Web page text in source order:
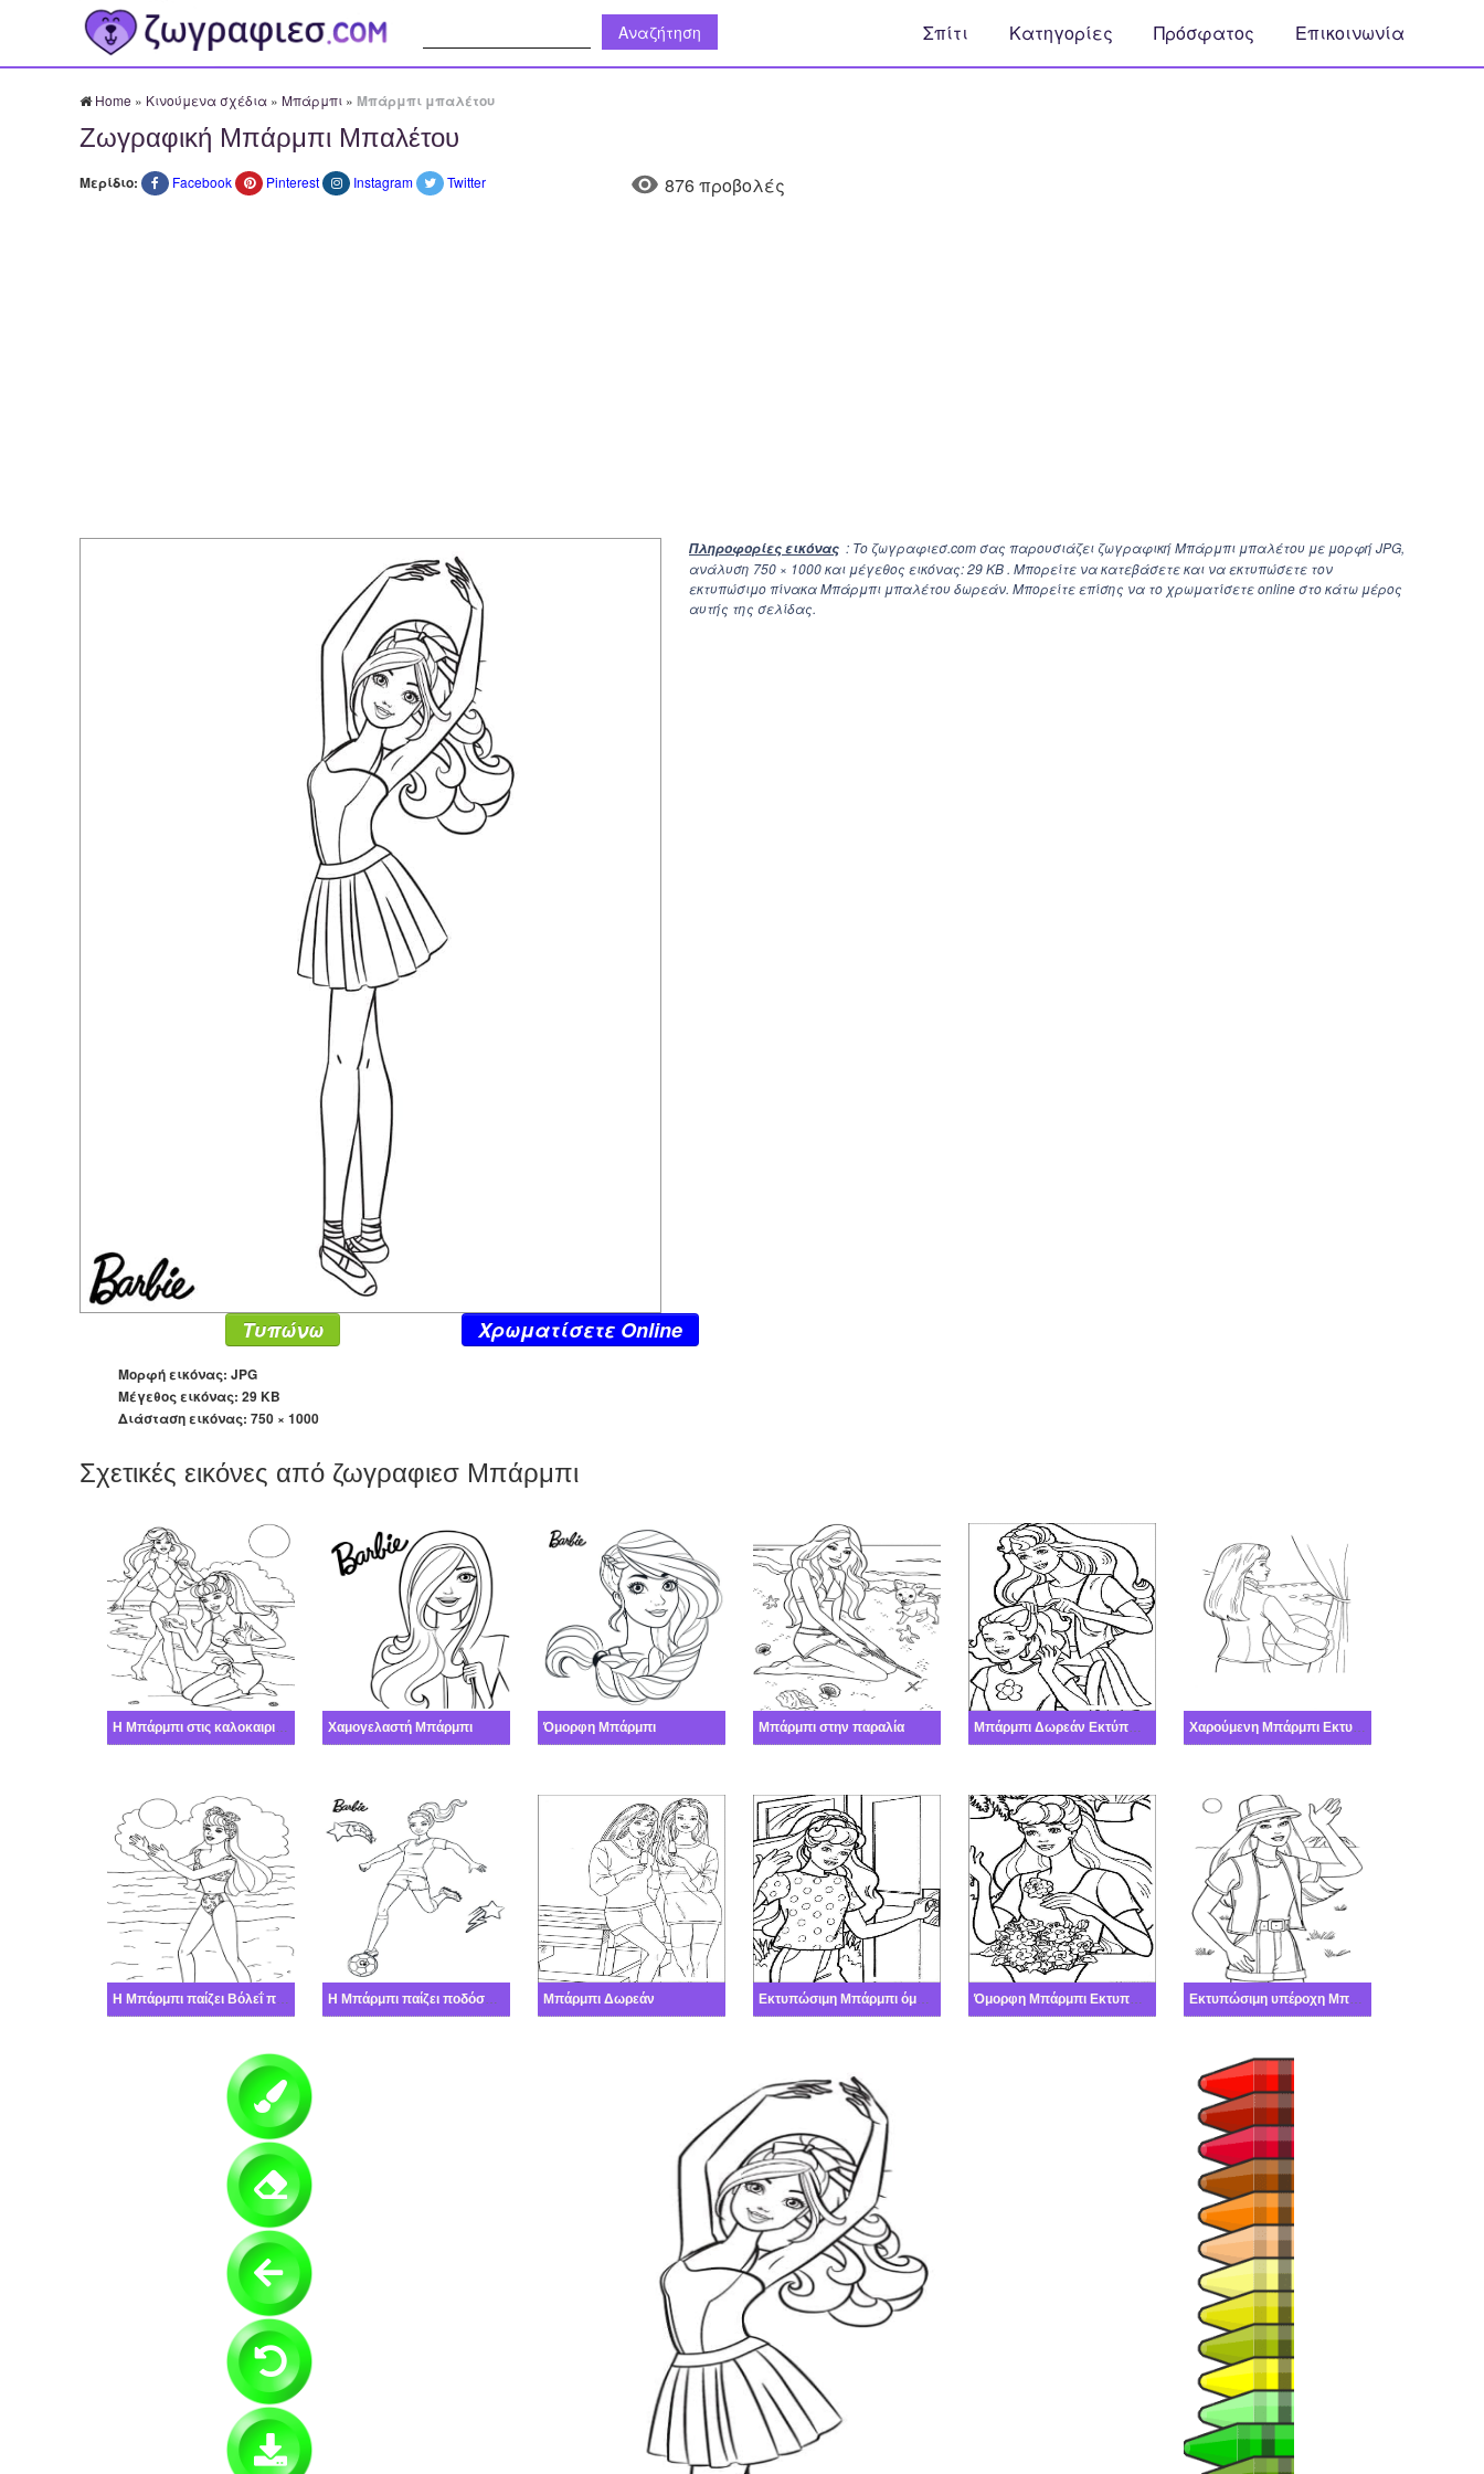
Σπίτι Κατηγορίες Πρόσφατος Επικοινωνία
Home » Κινούμενα σχέδια » Μπάρμπι » Μπάρμπι μπαλέτου
Ζωγραφική Μπάρμπι Μπαλέτου
Μερίδιο: Facebook Pinterest Instagram Twitter 876 προβολές
Πληροφορίες εικόνας : Το ζωγραφιεσ.com σας παρουσιάζει ζωγραφική Μπάρμπι μπαλέτου με μορφή JPG,
ανάλυση 750 × 1000και μέγεθος εικόνας: 29 KB . Μπορείτε να κατεβάσετε και να εκτυπώσετε τον
εκτυπώσιμο πίνακα Μπάρμπι μπαλέτου δωρεάν. Μπορείτε επίσης να το χρωματίσετε online στο κάτω μέρος
αυτής της σελίδας.
Τυπώνω Xρωματίσετε Online
Μορφή εικόνας: JPG
Μέγεθος εικόνας: 29 KB
Διάσταση εικόνας: 750 × 1000
Σχετικές εικόνες από ζωγραφιεσ Μπάρμπι
Η Μπάρμπι στις καλοκαιρινές διακοπές Χαμογελαστή Μπάρμπι Όμορφη Μπάρμπι Μπάρμπι στην παραλία Μπάρμπι Δωρεάν Εκτύπωση Χαρούμενη Μπάρμπι Εκτυπώσιμο
Η Μπάρμπι παίζει Βόλεΐ παραλίας Η Μπάρμπι παίζει ποδόσφαιρο Μπάρμπι Δωρεάν Εκτυπώσιμη Μπάρμπι όμορφη Όμορφη Μπάρμπι Εκτυπώσιμη Εκτυπώσιμη υπέροχη Μπάρμπι όμορφη